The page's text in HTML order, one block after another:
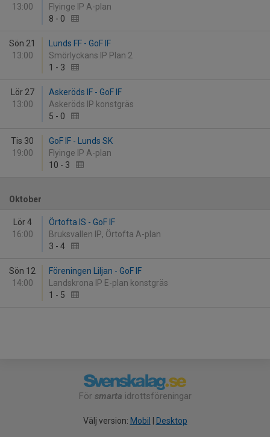
13:00
Flyinge IP A-plan
8 - 0
Sön 21
13:00
Lunds FF - GoF IF
Smörlyckans IP Plan 2
1 - 3
Lör 27
13:00
Askeröds IF - GoF IF
Askeröds IP konstgräs
5 - 0
Tis 30
19:00
GoF IF - Lunds SK
Flyinge IP A-plan
10 - 3
Oktober
Lör 4
16:00
Örtofta IS - GoF IF
Bruksvallen IP, Örtofta A-plan
3 - 4
Sön 12
14:00
Föreningen Liljan - GoF IF
Landskrona IP E-plan konstgräs
1 - 5
För smarta idrottsföreningar
Välj version: Mobil Desktop